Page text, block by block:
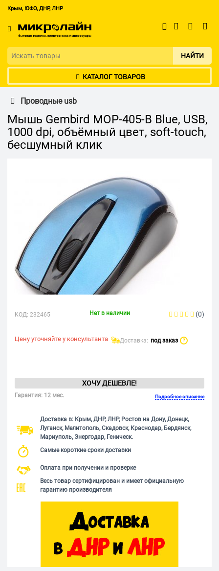
Крым, ЮФО, ДНР, ЛНР
НАЙТИ
КАТАЛОГ ТОВАРОВ
Проводные usb
Мышь Gembird MOP-405-B Blue, USB,
1000 dpi, объёмный цвет, soft-touch,
бесшумный клик
КОД: 232465 Нет в наличии (0)
Цену уточняйте у консультанта Доставка: под заказ ?
ХОЧУ ДЕШЕВЛЕ!
Гарантия: 12 мес. Подробное описание
Доставка в: Крым, ДНР, ЛНР, Ростов на Дону, Донецк,
Луганск, Мелитополь, Скадовск, Краснодар, Бердянск,
Мариуполь, Энергодар, Геническ.
Самые короткие сроки доставки
Оплата при получении и проверке
Весь товар сертифицирован и имеет официальную
гарантию производителя